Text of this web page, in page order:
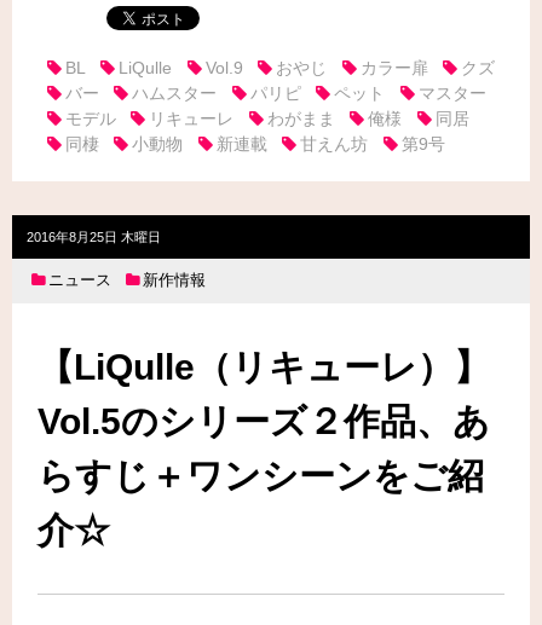
BL LiQulle Vol.9 おやじ カラー扉
クズ
バー
ハムスター パリピ ペット
マスター
モデル
リキューレ わがまま 俺様
同居
同棲
小動物 新連載 甘えん坊 第9号
2016年8月25日 木曜日
ニュース 新作情報
【LiQulle（リキューレ）】
Vol.5のシリーズ２作品、あ
らすじ＋ワンシーンをご紹
介☆